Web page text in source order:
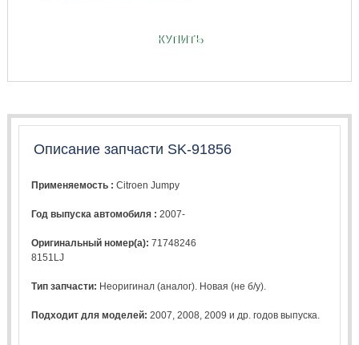
КУПИТЬ
Описание запчасти SK-91856
Применяемость :Citroen Jumpy
Год выпуска автомобиля :2007-
Оригинальный номер(а):71748246
8151LJ
Тип запчасти: Неоригинал (аналог). Новая (не б/у).
Подходит для моделей: 2007 ,2008 ,2009 и др. годов выпуска.